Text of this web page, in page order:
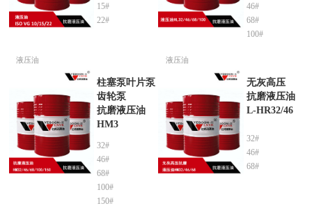
15#
22#
46#
68#
100#
液压油
柱塞泵叶片泵
齿轮泵
抗磨液压油
HM3
32#
46#
68#
100#
150#
液压油
无灰高压
抗磨液压油
L-HR32/46
32#
46#
68#